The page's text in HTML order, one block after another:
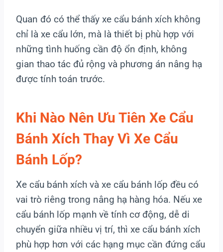
Quan đó có thể thấy xe cẩu bánh xích không
chỉ là xe cẩu lớn, mà là thiết bị phù hợp với
những tình huống cần độ ổn định, không
gian thao tác đủ rộng và phương án nâng hạ
được tính toán trước.
Khi Nào Nên Ưu Tiên Xe Cẩu
Bánh Xích Thay Vì Xe Cẩu
Bánh Lốp?
Xe cẩu bánh xích và xe cẩu bánh lốp đều có
vai trò riêng trong nâng hạ hàng hóa. Nếu xe
cẩu bánh lốp mạnh về tính cơ động, dễ di
chuyển giữa nhiều vị trí, thì xe cẩu bánh xích
phù hợp hơn với các hạng mục cần đứng cẩu